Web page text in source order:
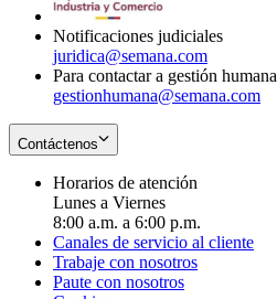
Notificaciones judiciales
juridica@semana.com
Para contactar a gestión humana
gestionhumana@semana.com
Contáctenos
Horarios de atención
Lunes a Viernes
8:00 a.m. a 6:00 p.m.
Canales de servicio al cliente
Trabaje con nosotros
Paute con nosotros